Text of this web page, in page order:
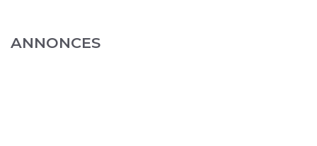
ANNONCES